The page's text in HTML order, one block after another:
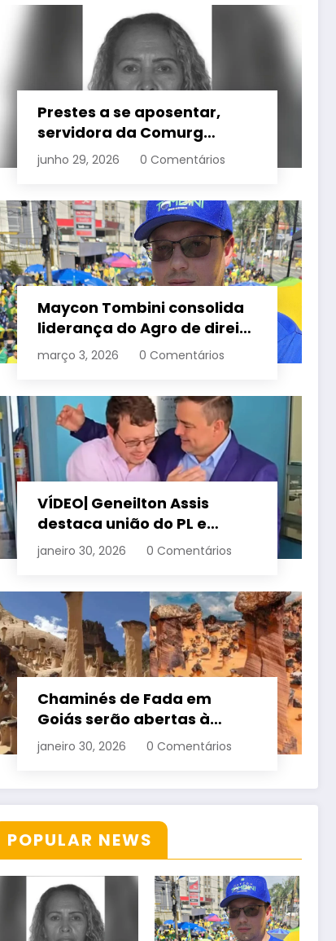
Prestes a se aposentar,
servidora da Comurg
atropelada por bêbado
entra em protocolo de
junho 29, 2026 0 Comentários
Maycon Tombini consolida
liderança do Agro de direita
em manifestação “Acorda
Brasil” em Goiânia
março 3, 2026 0 Comentários
VÍDEO| Geneilton Assis
destaca união do PL e
consolidação de apoio a
Maycon Tombini em Jataí
janeiro 30, 2026 0 Comentários
Chaminés de Fada em
Goiás serão abertas à
visitação controlada
janeiro 30, 2026 0 Comentários
POPULAR NEWS